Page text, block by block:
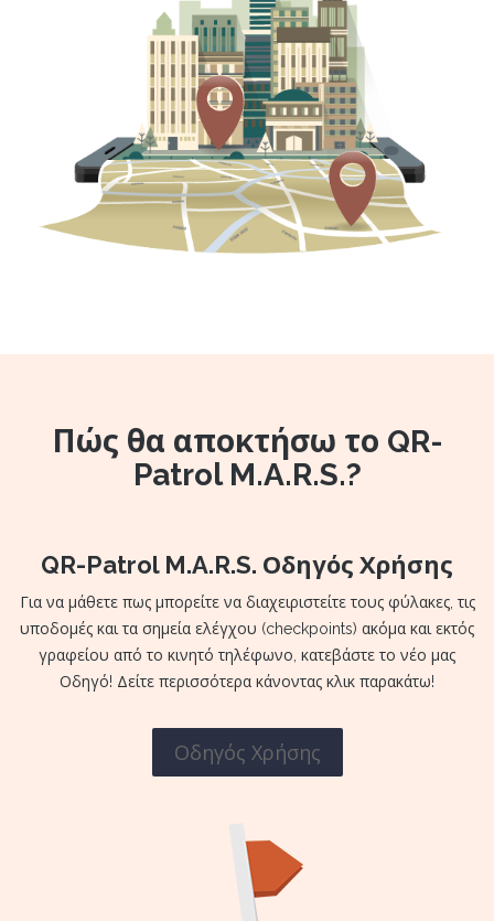
Πώς θα αποκτήσω το QR-
Patrol M.A.R.S.?
QR-Patrol M.A.R.S. Οδηγός Χρήσης
Για να μάθετε πως μπορείτε να διαχειριστείτε τους φύλακες, τις
υποδομές και τα σημεία ελέγχου (checkpoints) ακόμα και εκτός
γραφείου από το κινητό τηλέφωνο, κατεβάστε το νέο μας
Οδηγό! Δείτε περισσότερα κάνοντας κλικ παρακάτω!
Οδηγός Χρήσης